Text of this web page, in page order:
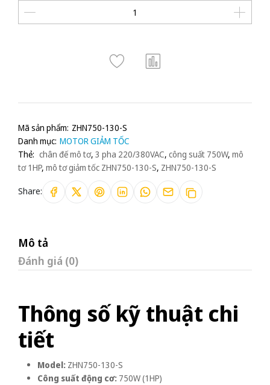
Mã sản phẩm: ZHN750-130-S
Danh mục: MOTOR GIẢM TỐC
Thẻ: chân đế mô tơ, 3 pha 220/380VAC, công suất 750W, mô
tơ 1HP, mô tơ giảm tốc ZHN750-130-S, ZHN750-130-S
Share:
Mô tả
Đánh giá (0)
Thông số kỹ thuật chi
tiết
Model: ZHN750-130-S
Công suất động cơ: 750W (1HP)